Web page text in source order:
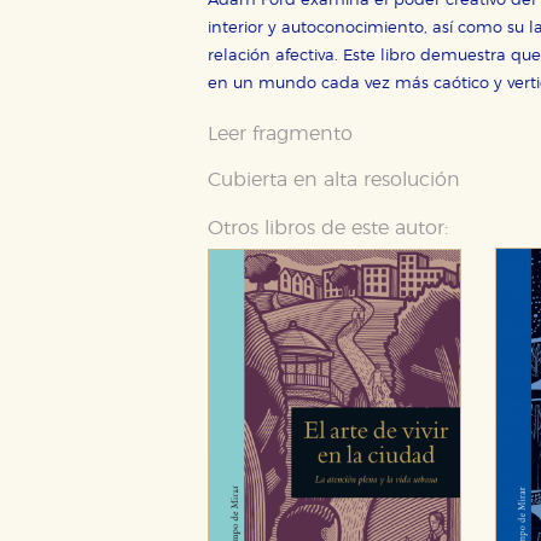
interior y autoconocimiento, así como su
relación afectiva. Este libro demuestra
en un mundo cada vez más caótico y
Leer fragmento
Cubierta en alta resolución
Otros libros de este autor:
Estas cookies son necesarias
hacerlo desde el navegador,
Cookies de rendimiento y
Estas cookies se utilizan
configuraciones de servicios
Cookies de publicidad y redes
Estas cookies son
otros sitios. No almacenan
dispositivo de internet.
GUARDAR
Puede consultar nuestra política